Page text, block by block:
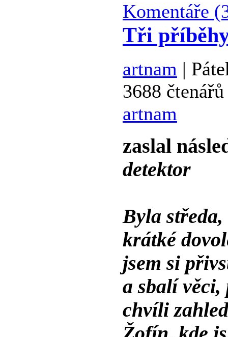
Komentáře
Tři
artnam |
3688 čtenářů
artnam
zaslal
detektor
Byla středa,
krátké
jsem si
a sbalí věci,
chvíli